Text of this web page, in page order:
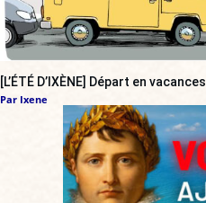
[L’ÉTÉ D’IXÈNE] Départ en vacances
Par Ixene